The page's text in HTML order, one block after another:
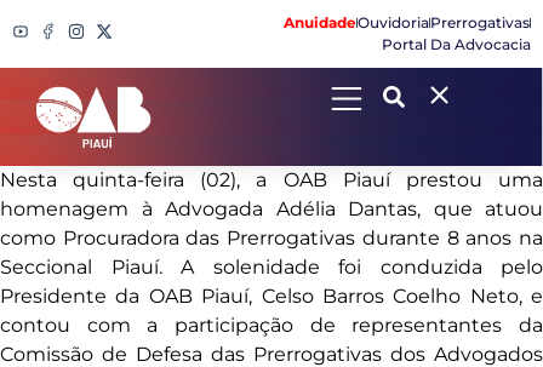
AnuidadeOuvidoriaPrerrogativas
Portal Da Advocacia
Search
Nesta quinta-feira (02), a OAB Piauí prestou uma
homenagem à Advogada Adélia Dantas, que atuou
como Procuradora das Prerrogativas durante 8 anos na
Seccional Piauí. A solenidade foi conduzida pelo
Presidente da OAB Piauí, Celso Barros Coelho Neto, e
contou com a participação de representantes da
Comissão de Defesa das Prerrogativas dos Advogados